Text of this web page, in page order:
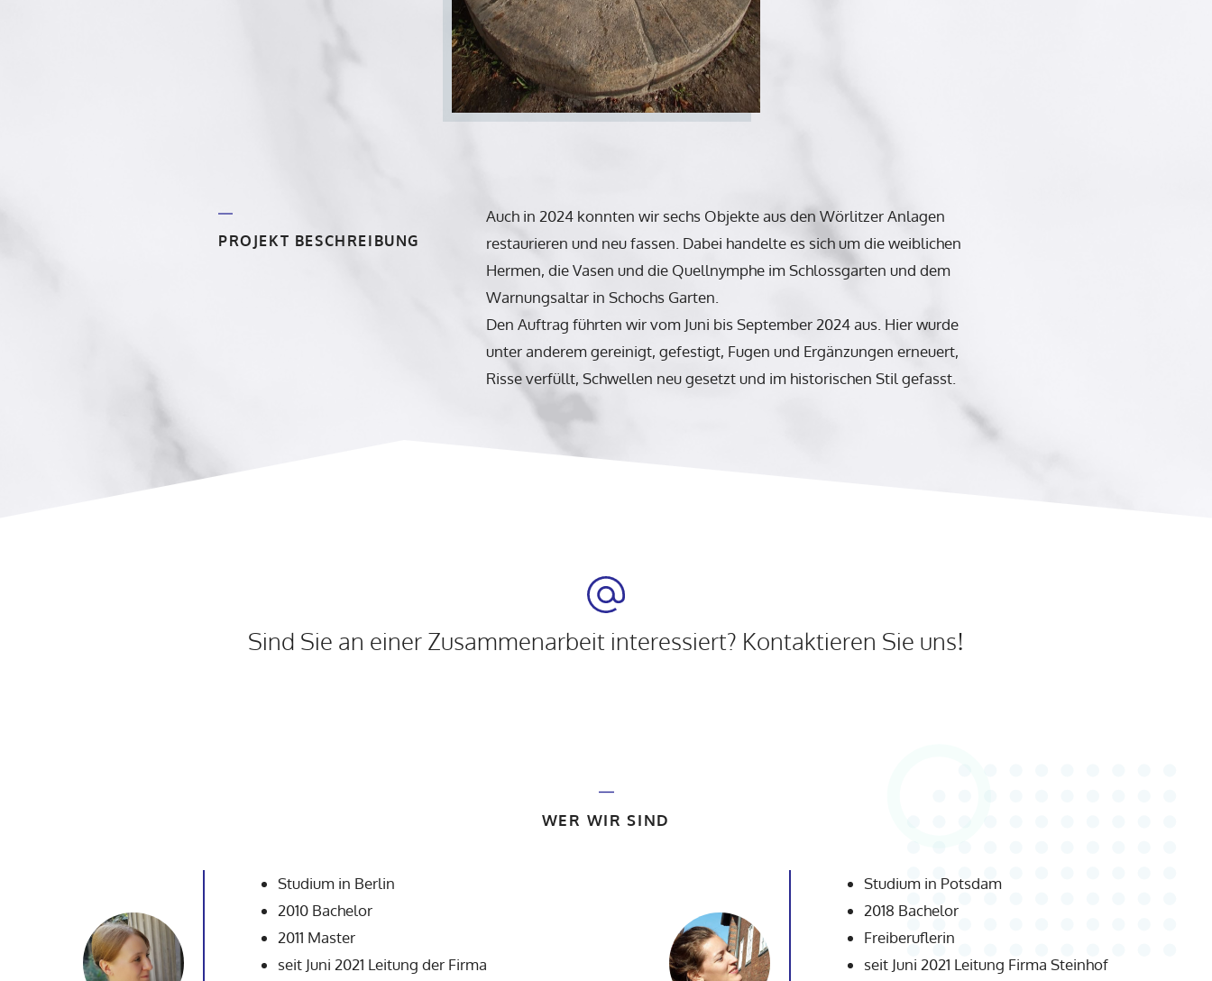
PROJEKT BESCHREIBUNG
Auch in 2024 konnten wir sechs Objekte aus den Wörlitzer Anlagen
restaurieren und neu fassen. Dabei handelte es sich um die weiblichen
Hermen, die Vasen und die Quellnymphe im Schlossgarten und dem
Warnungsaltar in Schochs Garten.
Den Auftrag führten wir vom Juni bis September 2024 aus. Hier wurde
unter anderem gereinigt, gefestigt, Fugen und Ergänzungen erneuert,
Risse verfüllt, Schwellen neu gesetzt und im historischen Stil gefasst.
Sind Sie an einer Zusammenarbeit interessiert? Kontaktieren Sie uns!
WER WIR SIND
Studium in Berlin
2010 Bachelor
2011 Master
seit Juni 2021 Leitung der Firma
Studium in Potsdam
2018 Bachelor
Freiberuflerin
seit Juni 2021 Leitung Firma Steinhof